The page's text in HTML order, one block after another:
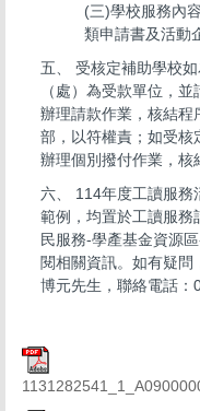
(三)學校服務內
類申請書及活動
五、 受核定補助學校
（處）為受款單位，
辦理請款作業，核結程
部，以符權責；如受核
辦理個別撥付作業，核
六、 114年度工讀服務
範例，均置於工讀服務
民服務-學產基金資源
閱相關資訊。如有疑
博元先生，聯絡電話：